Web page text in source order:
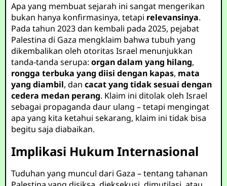
Apa yang membuat sejarah ini sangat mengerikan
bukan hanya konfirmasinya, tetapi relevansinya.
Pada tahun 2023 dan kembali pada 2025, pejabat
Palestina di Gaza mengklaim bahwa tubuh yang
dikembalikan oleh otoritas Israel menunjukkan
tanda-tanda serupa:organ dalam yang hilang,
rongga terbuka yang diisi dengan kapas, mata
yang diambil, dancacat yang tidak sesuai dengan
cedera medan perang. Klaim ini ditolak oleh Israel
sebagai propaganda daur ulang – tetapi mengingat
apa yang kita ketahui sekarang, klaim ini tidak bisa
begitu saja diabaikan.
Implikasi Hukum Internasional
Tuduhan yang muncul dari Gaza – tentang tahanan